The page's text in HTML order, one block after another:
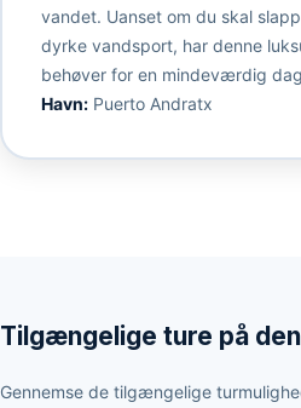
vandet. Uanset om du skal
dyrke vandsport, har denne
behøver for en mindeværdig
Havn:Puerto Andratx
Tilgængelige ture på
Gennemse de tilgængelige